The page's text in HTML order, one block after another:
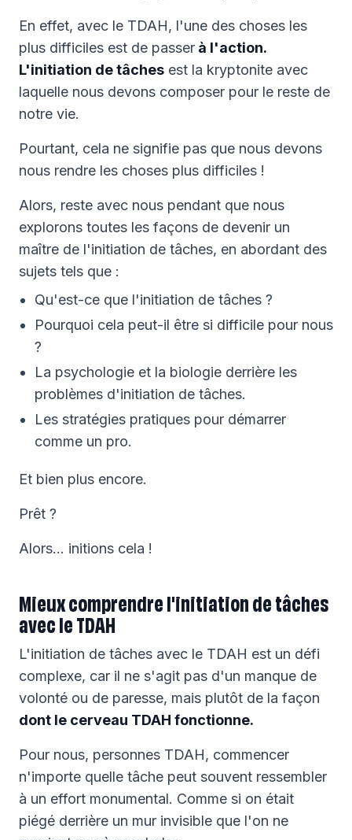
En effet, avec le TDAH, l'une des choses les
plus difficiles est de passer à l'action.
L'initiation de tâches est la kryptonite avec
laquelle nous devons composer pour le reste de
notre vie.
Pourtant, cela ne signifie pas que nous devons
nous rendre les choses plus difficiles !
Alors, reste avec nous pendant que nous
explorons toutes les façons de devenir un
maître de l'initiation de tâches, en abordant des
sujets tels que :
Qu'est-ce que l'initiation de tâches ?
Pourquoi cela peut-il être si difficile pour nous
?
La psychologie et la biologie derrière les
problèmes d'initiation de tâches.
Les stratégies pratiques pour démarrer
comme un pro.
Et bien plus encore.
Prêt ?
Alors… initions cela !
Mieux comprendre l'initiation de tâches
avec le TDAH
L'initiation de tâches avec le TDAH est un défi
complexe, car il ne s'agit pas d'un manque de
volonté ou de paresse, mais plutôt de la façon
dont le cerveau TDAH fonctionne.
Pour nous, personnes TDAH, commencer
n'importe quelle tâche peut souvent ressembler
à un effort monumental. Comme si on était
piégé derrière un mur invisible que l'on ne